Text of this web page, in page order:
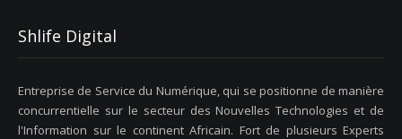
Shlife Digital
Entreprise de Service du Numérique, qui se positionne de manière
concurrentielle sur le secteur des Nouvelles Technologies et de
l'Information sur le continent Africain. Fort de plusieurs Experts